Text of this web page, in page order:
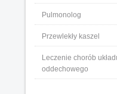
Pulmonolog
Przewlekły kaszel
Leczenie chorób
oddechowego